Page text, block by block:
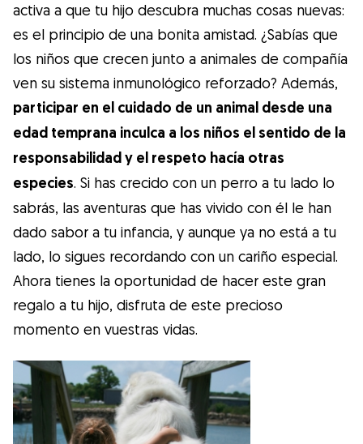
activa a que tu hijo descubra muchas cosas nuevas:
es el principio de una bonita amistad. ¿Sabías que
los niños que crecen junto a animales de compañía
ven su sistema inmunológico reforzado? Además,
participar en el cuidado de un animal desde una
edad temprana inculca a los niños el sentido de la
responsabilidad y el respeto hacía otras
especies. Si has crecido con un perro a tu lado lo
sabrás, las aventuras que has vivido con él le han
dado sabor a tu infancia, y aunque ya no está a tu
lado, lo sigues recordando con un cariño especial.
Ahora tienes la oportunidad de hacer este gran
regalo a tu hijo, disfruta de este precioso
momento en vuestras vidas.